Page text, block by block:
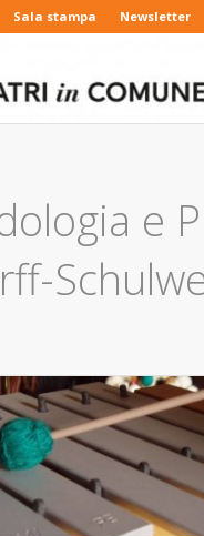
Sala stampa Newsletter
e